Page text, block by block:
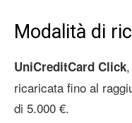
Modalità di
UniCreditCard Click
ricaricata fino al
di 5.000 €.